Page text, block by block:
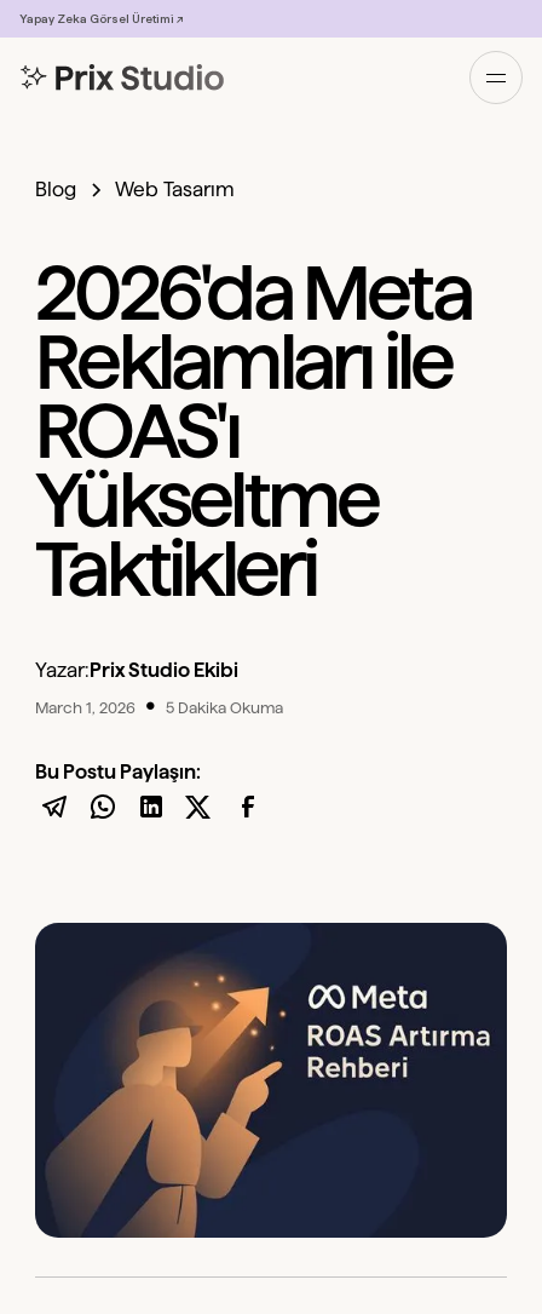
Yapay Zeka Görsel Üretimi ↗
Blog Web Tasarım
2026'da Meta
Reklamları ile
ROAS'ı
Yükseltme
Taktikleri
Yazar: Prix Studio Ekibi
March 1, 2026 • 5 Dakika Okuma
Bu Postu Paylaşın: